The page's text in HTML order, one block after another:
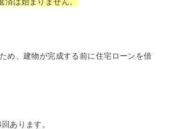
め、建物が完成する前に住宅ローンを借
あります。